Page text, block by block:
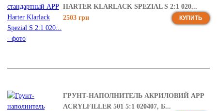
HARTER KLARLACK SPEZIAL S 2:1 020...
2503 грн
КУПИТЬ
ГРУНТ-НАПОЛНИТЕЛЬ АКРИЛОВИЙ APP
ACRYLFILLER 501 5:1 020407, Б...